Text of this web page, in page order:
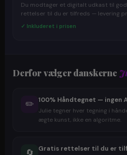
Du modtager et digitalt udkast til
rettelser til du er tilfreds — levering
✓ Inkluderet i prisen
Derfor vælger danskerne
✏️ 100% Håndtegnet — ingen
Julie tegner hver tegning i
ægte kunst, ikke en algoritme.
🔄 Gratis rettelser til du er